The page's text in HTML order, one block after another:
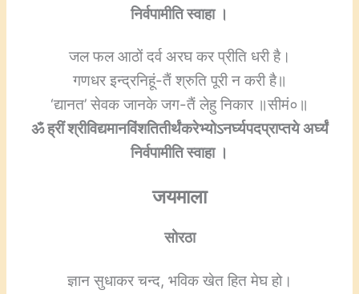
निर्वपामीति स्वाहा ।
जल फल आठों दर्व अरघ कर प्रीति धरी है।
गणधर इन्द्रनिहूं-तैं श्रुति पूरी न करी है॥
‘द्यानत’ सेवक जानके जग-तैं लेहु निकार ॥सीमं०॥
ॐ ह्रीं श्रीविद्यमानविंशतितीर्थंकरेभ्योऽनर्घ्यपदप्राप्तये अर्घ्यं
निर्वपामीति स्वाहा ।
जयमाला
सोरठा
ज्ञान सुधाकर चन्द, भविक खेत हित मेघ हो।